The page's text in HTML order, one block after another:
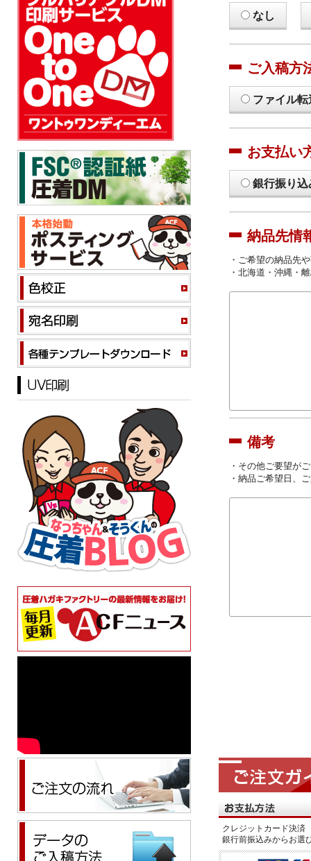
なし
ご入稿方
ファイル
お支払い
銀行振り込
納品先情
・ご希望の納品先
・北海道・沖縄・
備考
・その他ご要望が
・納品ご希望日、
クレジットカード決
銀行前振込みからお選